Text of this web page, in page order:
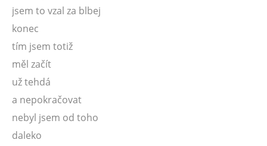
jsem to vzal za blbej
konec
tím jsem totiž
měl začít
už tehdá
a nepokračovat
nebyl jsem od toho
daleko